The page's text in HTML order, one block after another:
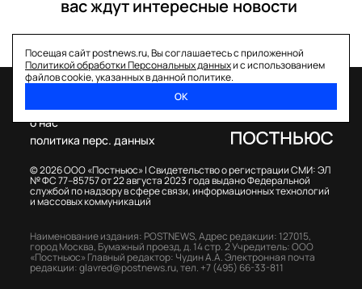
вас ждут интересные новости
Посещая сайт postnews.ru, Вы соглашаетесь с приложенной
Политикой обработки Персональных данныхи с использованием
файлов cookie, указанных в данной политике.
ОК
© 2026 ООО «Постньюс» |Свидетельство о регистрации СМИ: ЭЛ
№ ФС 77–85757 от 22 августа 2023 года выдано Федеральной
службой по надзору в сфере связи, информационных технологий
и массовых коммуникаций
о нас
политика перс. данных
Наименование издания: POSTNEWS,Адрес редакции: 127015,
город Москва, Бумажный проезд, д. 14 стр. 2Учредитель: ООО
«Постньюс» Главный редактор: Чудин А.А.Электронная почта
редакции:glavred@postnews.ru,тел. +7 (495) 66-33-811